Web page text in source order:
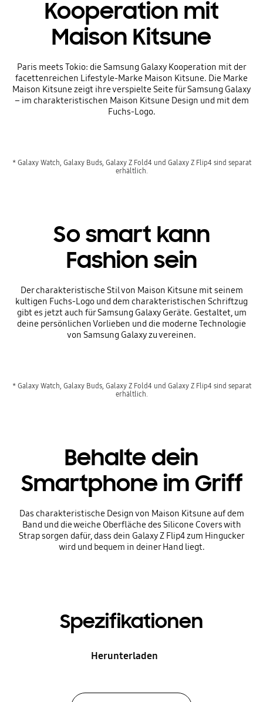
Kooperation mit
Maison Kitsune
Paris meets Tokio: die Samsung Galaxy Kooperation mit der
facettenreichen Lifestyle-Marke Maison Kitsune. Die Marke
Maison Kitsune zeigt ihre verspielte Seite für Samsung Galaxy
– im charakteristischen Maison Kitsune Design und mit dem
Fuchs-Logo.
* Galaxy Watch, Galaxy Buds, Galaxy Z Fold4 und Galaxy Z Flip4 sind separat
erhältlich.
So smart kann
Fashion sein
Der charakteristische Stil von Maison Kitsune mit seinem
kultigen Fuchs-Logo und dem charakteristischen Schriftzug
gibt es jetzt auch für Samsung Galaxy Geräte. Gestaltet, um
deine persönlichen Vorlieben und die moderne Technologie
von Samsung Galaxy zu vereinen.
* Galaxy Watch, Galaxy Buds, Galaxy Z Fold4 und Galaxy Z Flip4 sind separat
erhältlich.
Behalte dein
Smartphone im Griff
Das charakteristische Design von Maison Kitsune auf dem
Band und die weiche Oberfläche des Silicone Covers with
Strap sorgen dafür, dass dein Galaxy Z Flip4 zum Hingucker
wird und bequem in deiner Hand liegt.
Spezifikationen
Herunterladen